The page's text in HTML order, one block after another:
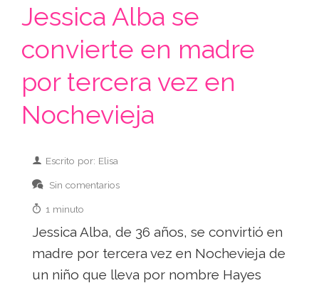
Jessica Alba se
convierte en madre
por tercera vez en
Nochevieja
Escrito por: Elisa
Sin comentarios
1 minuto
Jessica Alba, de 36 años, se convirtió en
madre por tercera vez en Nochevieja de
un niño que lleva por nombre Hayes